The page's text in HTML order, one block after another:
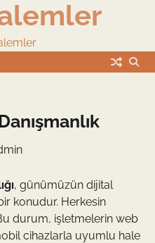
, günümüzün dijital
konudur. Herkesin
durum, işletmelerin web
cihazlarla uyumlu hale